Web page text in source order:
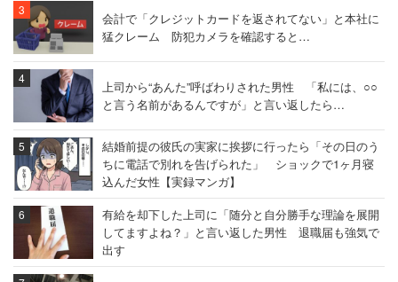
会計で「クレジットカードを返されてない」と本社に
猛クレーム 防犯カメラを確認すると…
上司から“あんた”呼ばわりされた男性 「私には、○○
と言う名前があるんですが」と言い返したら…
結婚前提の彼氏の実家に挨拶に行ったら「その日のう
ちに電話で別れを告げられた」 ショックで1ヶ月寝
込んだ女性【実録マンガ】
有給を却下した上司に「随分と自分勝手な理論を展開
してますよね？」と言い返した男性 退職届も強気で
出す